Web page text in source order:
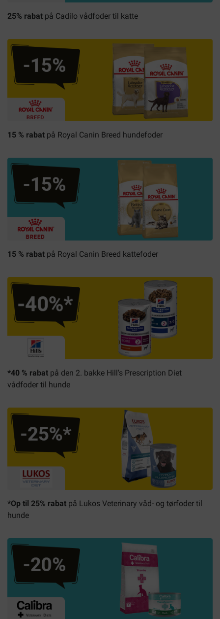
25% rabat på Cadilo vådfoder til katte
15 % rabat på Royal Canin Breed hundefoder
15 % rabat på Royal Canin Breed kattefoder
*40 % rabat på den 2. bakke Hill's Prescription Diet
vådfoder til hunde
*Op til 25% rabat på Lukos Veterinary våd- og tørfoder til
hunde